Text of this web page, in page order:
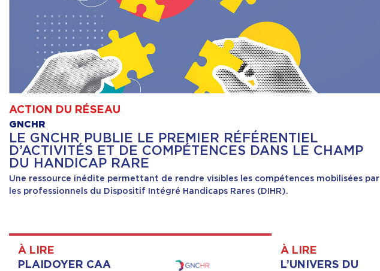
ACTION DU RÉSEAU
GNCHR
LE GNCHR PUBLIE LE PREMIER RÉFÉRENTIEL
D’ACTIVITÉS ET DE COMPÉTENCES DANS LE CHAMP
DU HANDICAP RARE
Une ressource inédite permettant de rendre visibles les compétences mobilisées par
les professionnels du Dispositif Intégré Handicaps Rares (DIHR).
À LIRE
PLAIDOYER CAA
À LIRE
L’UNIVERS DU